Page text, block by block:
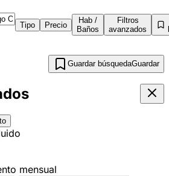
Tipo Precio
Hab /
Baños
Filtros
avanzados
Guardar búsquedaGuardar
mensual